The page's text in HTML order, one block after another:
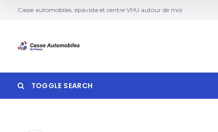
Casse automobiles, épaviste et centre VHU autour de moi
TOGGLE SEARCH